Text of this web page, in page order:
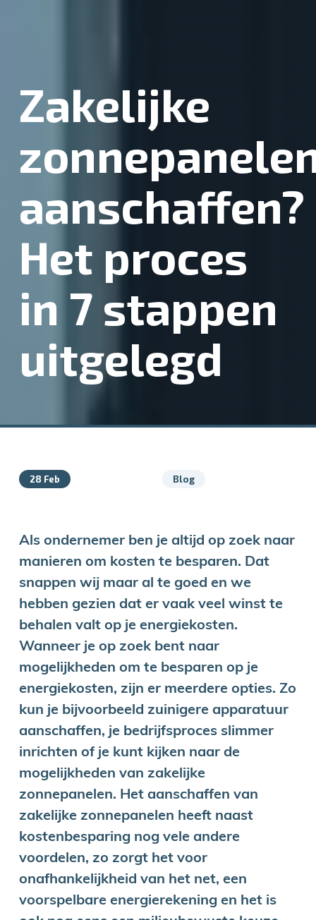
Zakelijke
aanschaffen?
Het proces
in 7 stappen
uitgelegd
28 Feb Blog
Als ondernemer ben je altijd op zoek naar
manieren om kosten te besparen. Dat
snappen wij maar al te goed en we
hebben gezien dat er vaak veel winst te
behalen valt op je energiekosten.
Wanneer je op zoek bent naar
mogelijkheden om te besparen op je
energiekosten, zijn er meerdere opties. Zo
kun je bijvoorbeeld zuinigere apparatuur
aanschaffen, je bedrijfsproces slimmer
inrichten of je kunt kijken naar de
mogelijkheden van zakelijke
zonnepanelen. Het aanschaffen van
zakelijke zonnepanelen heeft naast
kostenbesparing nog vele andere
voordelen, zo zorgt het voor
onafhankelijkheid van het net, een
voorspelbare energierekening en het is